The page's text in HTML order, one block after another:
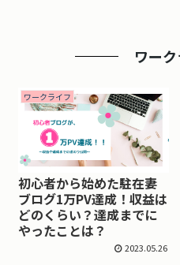
ワー
ワークライフ
初心者から始めた駐在妻
ブログ1万PV達成！収益は
どのくらい？達成までに
やったことは？
2023.05.26